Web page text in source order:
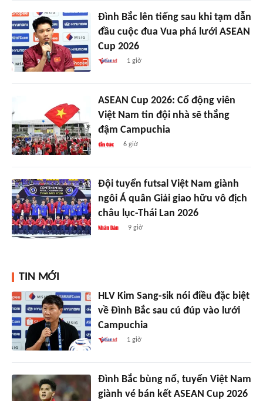
Đình Bắc lên tiếng sau khi tạm dẫn
đầu cuộc đua Vua phá lưới ASEAN
Cup 2026
1 giờ
ASEAN Cup 2026: Cổ động viên
Việt Nam tin đội nhà sẽ thắng
đậm Campuchia
6 giờ
Đội tuyển futsal Việt Nam giành
ngôi Á quân Giải giao hữu vô địch
châu lục-Thái Lan 2026
9 giờ
TIN MỚI
HLV Kim Sang-sik nói điều đặc biệt
về Đình Bắc sau cú đúp vào lưới
Campuchia
1 giờ
Đình Bắc bùng nổ, tuyển Việt Nam
giành vé bán kết ASEAN Cup 2026